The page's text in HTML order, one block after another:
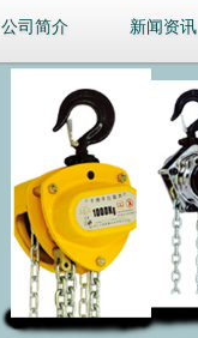
公司简介 新闻资讯